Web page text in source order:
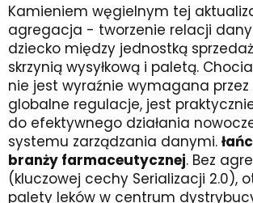
Kamieniem węgielnym tej
agregacja - tworzenie relacji
dziecko między jednostką
skrzynią wysyłkową i paletą.
nie jest wyraźnie wymagana przez
globalne regulacje, jest
do efektywnego działania
systemu zarządzania danymi.
branży farmaceutycznej. Bez
(kluczowej cechy Serializacji 2.0),
palety leków w centrum